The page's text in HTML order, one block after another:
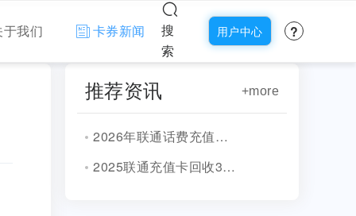
于我们 卡券新闻
搜
索
用户中心 ?
推荐资讯 +more
2026年联通话费充值卡回收平台汇总
2025联通充值卡回收3种分享